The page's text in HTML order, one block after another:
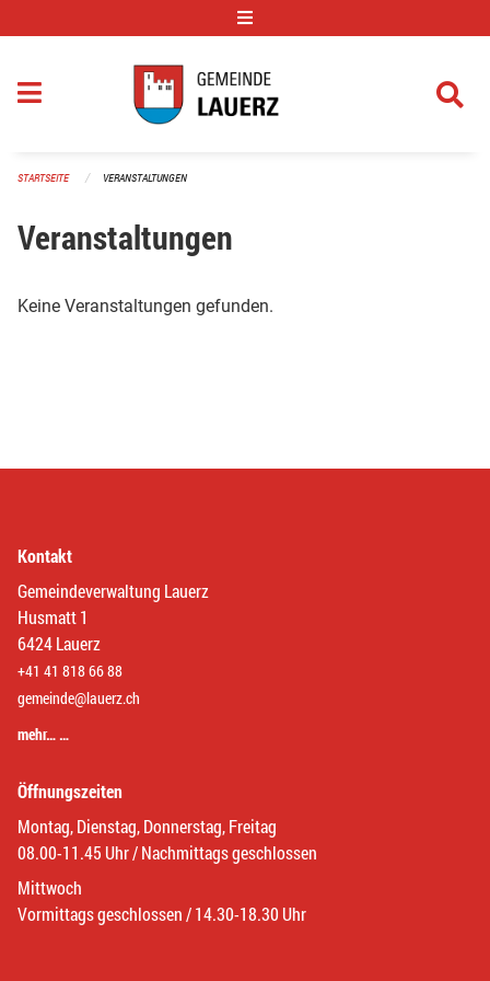
STARTSEITE VERANSTALTUNGEN
Veranstaltungen
Keine Veranstaltungen gefunden.
Kontakt
Gemeindeverwaltung Lauerz
Husmatt 1
6424 Lauerz
+41 41 818 66 88
gemeinde@lauerz.ch
mehr… …
Öffnungszeiten
Montag, Dienstag, Donnerstag, Freitag
08.00-11.45 Uhr / Nachmittags geschlossen
Mittwoch
Vormittags geschlossen / 14.30-18.30 Uhr